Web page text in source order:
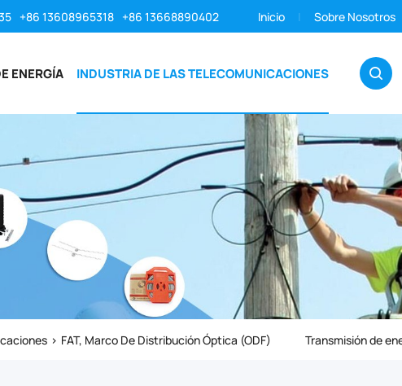
+86 13608965318 +86 13668890402 Inicio Sobre Nosotros
ENERGÍA INDUSTRIA DE LAS TELECOMUNICACIONES
FAT, Marco De Distribución Óptica (ODF) Transmisión de